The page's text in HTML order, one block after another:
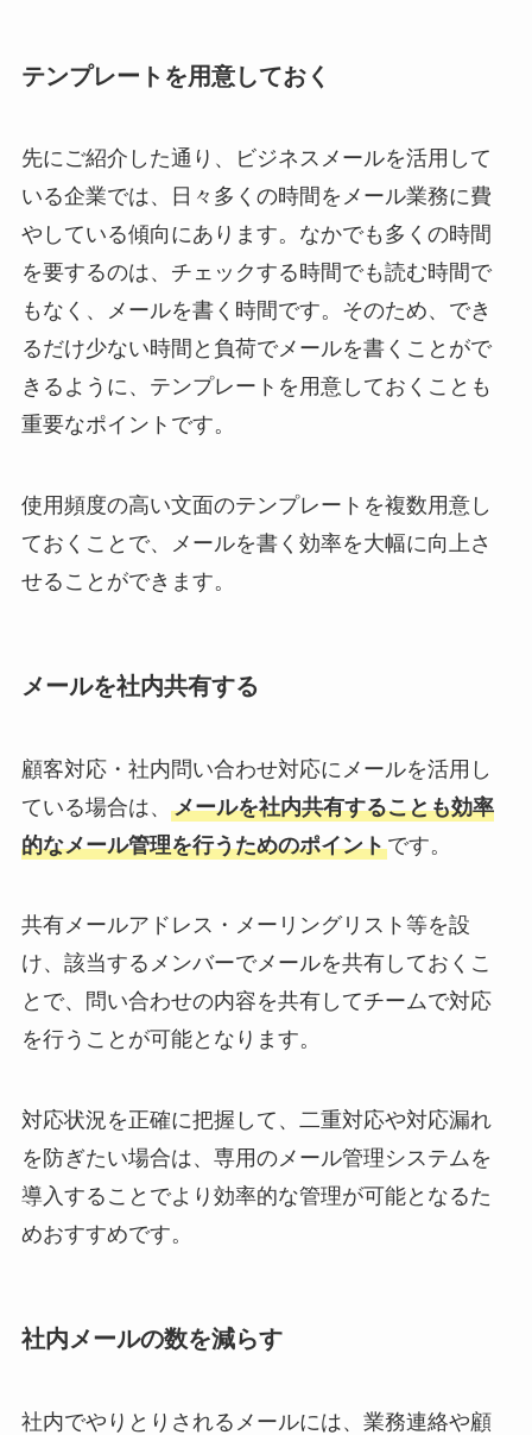
テンプレートを用意しておく
先にご紹介した通り、ビジネスメールを活用して
いる企業では、日々多くの時間をメール業務に費
やしている傾向にあります。なかでも多くの時間
を要するのは、チェックする時間でも読む時間で
もなく、メールを書く時間です。そのため、でき
るだけ少ない時間と負荷でメールを書くことがで
きるように、テンプレートを用意しておくことも
重要なポイントです。
使用頻度の高い文面のテンプレートを複数用意し
ておくことで、メールを書く効率を大幅に向上さ
せることができます。
メールを社内共有する
顧客対応・社内問い合わせ対応にメールを活用し
ている場合は、 メールを社内共有することも効率
的なメール管理を行うためのポイントです。
共有メールアドレス・メーリングリスト等を設
け、該当するメンバーでメールを共有しておくこ
とで、問い合わせの内容を共有してチームで対応
を行うことが可能となります。
対応状況を正確に把握して、二重対応や対応漏れ
を防ぎたい場合は、専用のメール管理システムを
導入することでより効率的な管理が可能となるた
めおすすめです。
社内メールの数を減らす
社内でやりとりされるメールには、業務連絡や顧